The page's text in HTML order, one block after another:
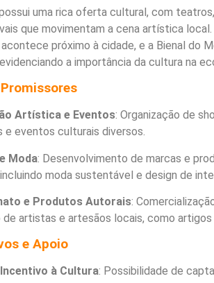
uma rica oferta cultural, com
que movimentam a cena artística
acontece próximo à cidade, e a Bienal do
a importância da cultura na
Artística e Eventos: Organização de
e eventos culturais diversos.
Moda: Desenvolvimento de marcas e
moda sustentável e design de
e Produtos Autorais:
de artistas e artesãos locais, como artigos
e Apoio
à Cultura: Possibilidade de